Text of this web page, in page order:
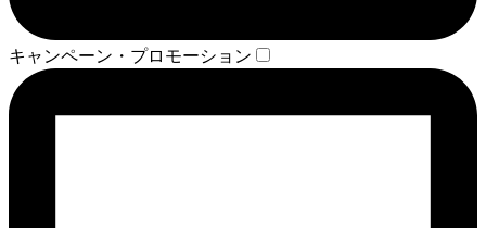
キャンペーン・プロモーション